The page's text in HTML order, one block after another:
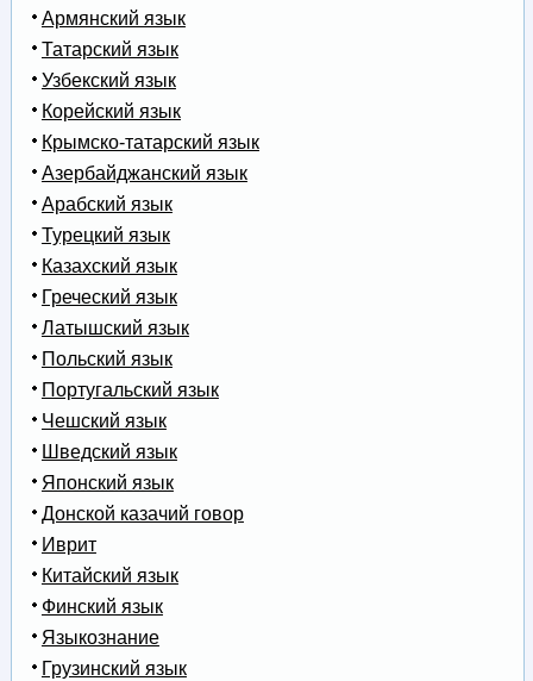
Армянский язык
Татарский язык
Узбекский язык
Корейский язык
Крымско-татарский язык
Азербайджанский язык
Арабский язык
Турецкий язык
Казахский язык
Греческий язык
Латышский язык
Польский язык
Португальский язык
Чешский язык
Шведский язык
Японский язык
Донской казачий говор
Иврит
Китайский язык
Финский язык
Языкознание
Грузинский язык